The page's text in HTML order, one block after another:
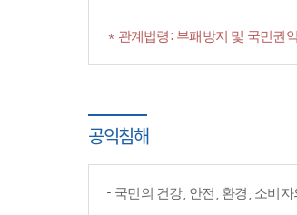
* 관계법령: 부패방지 및 국민권
공익침해
국민의 건강, 안전, 환경, 소비